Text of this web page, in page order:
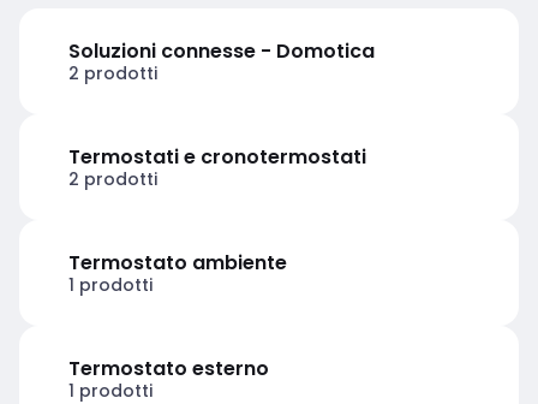
Soluzioni connesse - Domotica
2 prodotti
Termostati e cronotermostati
2 prodotti
Termostato ambiente
1 prodotti
Termostato esterno
1 prodotti